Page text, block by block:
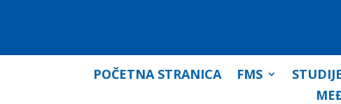
POČETNA STRANICA FMS